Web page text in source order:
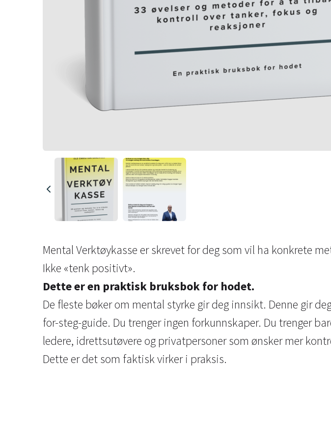
Mental Verktøykasse er skrevet for deg som vil ha konkrete
Ikke «tenk positivt».
Dette er en praktisk bruksbok for hodet.
De fleste bøker om mental styrke gir deg innsikt. Denne gir
for-steg-guide. Du trenger ingen forkunnskaper. Du trenger
ledere, idrettsutøvere og privatpersoner som ønsker mer
Dette er det som faktisk virker i praksis.